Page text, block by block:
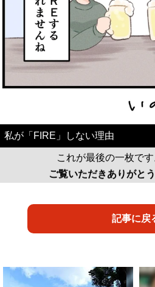
私が「FIRE」しない理由
これが最後の一枚です
ご覧いただきありがと
記事に戻